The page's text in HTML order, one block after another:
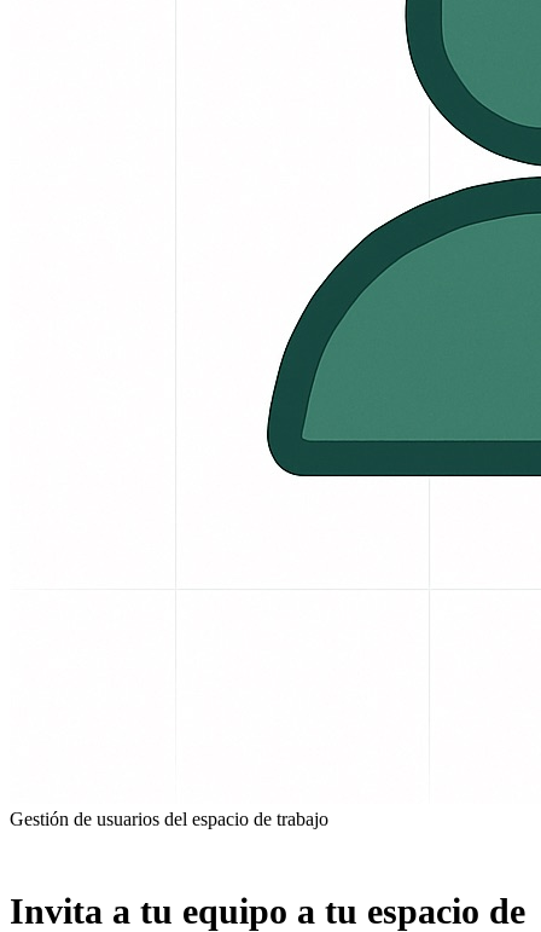
Gestión de usuarios del espacio de trabajo
Invita a tu equipo a tu espacio de